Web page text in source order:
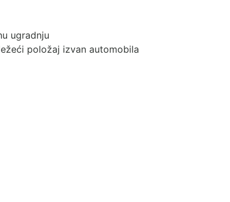
ugradnju
položaj izvan automobila